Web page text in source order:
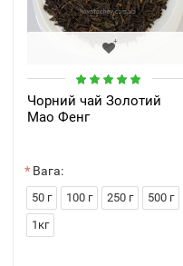
Чорний чай Золотий
Мао Фенг
Вага:
50 г 100 г 250 г
500 г
1кг